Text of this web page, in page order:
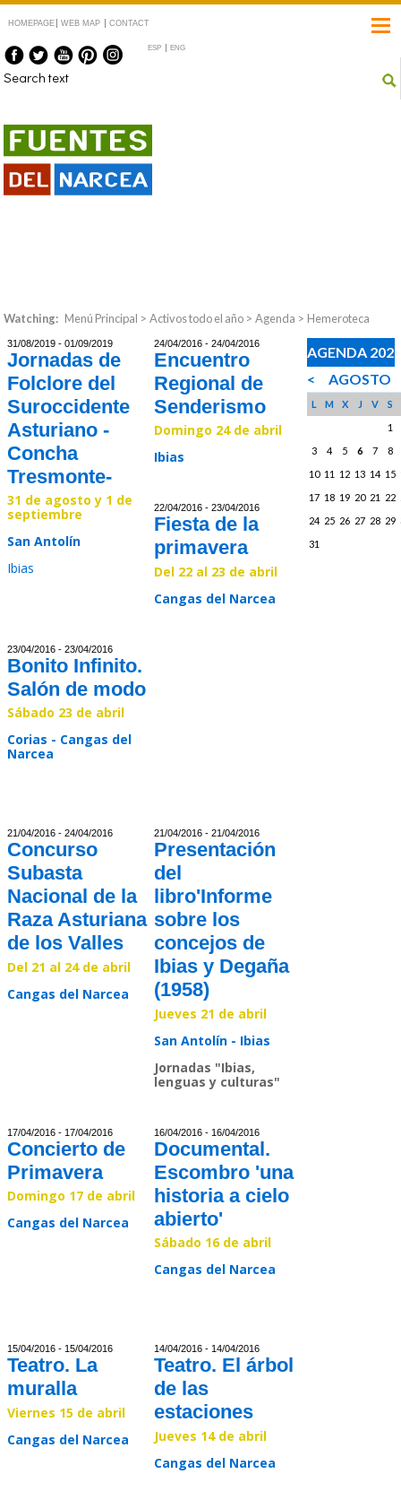
HOMEPAGE WEB MAP CONTACT
ESP ENG
Fuentes del Narcea
Watching: Menú Principal > Activos todo el año > Agenda > Hemeroteca
AGENDA 2026
<
AGOSTO
L M X J V
S
1
3
4 5 6 7
8
10 11 12 13 14 15
17 18 19 20 21 22
24 25 26 27 28 29
31
31/08/2019 - 01/09/2019
Jornadas de
Folclore del
Suroccidente
Asturiano -
Concha
Tresmonte-
31 de agosto y 1 de
septiembre
San Antolín
Ibias
24/04/2016 - 24/04/2016
Encuentro
Regional de
Senderismo
Domingo 24 de abril
Ibias
22/04/2016 - 23/04/2016
Fiesta de la
primavera
Del 22 al 23 de abril
Cangas del Narcea
23/04/2016 - 23/04/2016
Bonito Infinito.
Salón de modo
Sábado 23 de abril
Corias - Cangas del
Narcea
21/04/2016 - 24/04/2016
Concurso
Subasta
Nacional de la
Raza Asturiana
de los Valles
Del 21 al 24 de abril
Cangas del Narcea
21/04/2016 - 21/04/2016
Presentación
del
libro'Informe
sobre los
concejos de
Ibias y Degaña
(1958)
Jueves 21 de abril
San Antolín - Ibias
Jornadas "Ibias,
lenguas y culturas"
17/04/2016 - 17/04/2016
Concierto de
Primavera
Domingo 17 de abril
Cangas del Narcea
16/04/2016 - 16/04/2016
Documental.
Escombro 'una
historia a cielo
abierto'
Sábado 16 de abril
Cangas del Narcea
15/04/2016 - 15/04/2016
Teatro. La
muralla
Viernes 15 de abril
Cangas del Narcea
14/04/2016 - 14/04/2016
Teatro. El árbol
de las
estaciones
Jueves 14 de abril
Cangas del Narcea